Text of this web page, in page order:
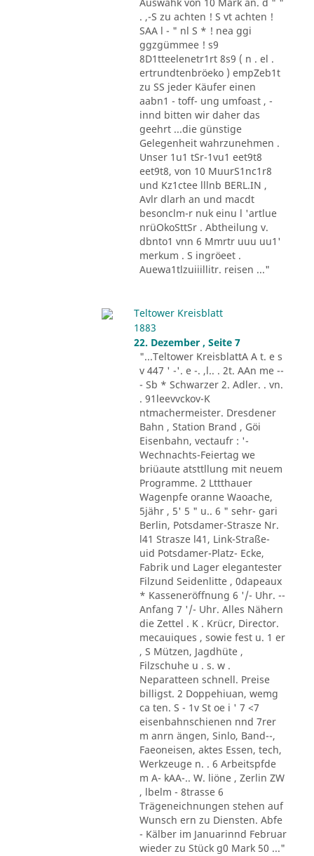
. ,-S zu achten ! S vt achten !
SAA l - " nl S * ! nea ggi
ggzgümmee ! s9
8D1tteelenetr1rt 8s9 ( n . el .
ertrundtenbröeko ) empZeb1t
zu SS jeder Käufer einen
aabn1 - toff- ung umfoast , -
innd bitten wir daher das
geehrt ...die günstige
Gelegenheit wahrzunehmen .
Unser 1u1 tSr-1vu1 eet9t8
eet9t8, von 10 MuurS1nc1r8
und Kz1ctee lllnb BERL.IN ,
Avlr dlarh an und macdt
besonclm-r nuk einu l 'artlue
nrüOkoSttSr . Abtheilung v.
dbnto1 vnn 6 Mmrtr uuu uu1'
merkum . S ingröeet .
Auewa1tlzuiiillitr. reisen ..."
Teltower Kreisblatt
1883
22. Dezember , Seite 7
"...Teltower KreisblattA A t. e s
v 447 ' -'. e -. ,l.. . 2t. AAn me --
- Sb * Schwarzer 2. Adler. . vn.
. 91leevvckov-K
ntmachermeister. Dresdener
Bahn , Station Brand , Göi
Eisenbahn, vectaufr : '-
Wechnachts-Feiertag we
briüaute atsttllung mit neuem
Programme. 2 Lttthauer
Wagenpfe oranne Waoache,
5jähr , 5' 5 " u.. 6 " sehr- gari
Berlin, Potsdamer-Strasze Nr.
l41 Strasze l41, Link-Straße-
uid Potsdamer-Platz- Ecke,
Fabrik und Lager elegantester
Filzund Seidenlitte , 0dapeaux
* Kasseneröffnung 6 '/- Uhr. --
Anfang 7 '/- Uhr. Alles Nähern
die Zettel . K . Krücr, Director.
mecauiques , sowie fest u. 1 er
, S Mützen, Jagdhüte ,
Filzschuhe u . s. w .
Neparatteen schnell. Preise
billigst. 2 Doppehiuan, wemg
ca ten. S - 1v St oe i ' 7 <7
eisenbahnschienen nnd 7rer
m anrn ängen, Sinlo, Band--,
Faeoneisen, aktes Essen, tech,
Werkzeuge n. . 6 Arbeitspfde
m A- kAA-.. W. liöne , Zerlin ZW
, lbelm - 8trasse 6
Trägeneichnungen stehen auf
Wunsch ern zu Diensten. Abfe
- Kälber im Januarinnd Februar
wieder zu Stück g0 Mark 50 ..."